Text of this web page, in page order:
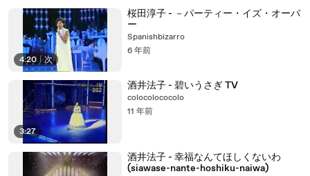
4:20 | 次
桜田淳子 - －パーティー・イズ・オーバ
ー
Spanishbizarro
6 年前
3:27
酒井法子 - 碧いうさぎ TV
colocolococolo
11 年前
酒井法子 - 幸福なんてほしくないわ
(siawase-nante-hoshiku-naiwa)